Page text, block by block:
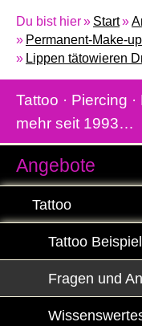
Du bist hier Start
Permanent-Make-
Lippen tätowieren
Tattoo · Piercing
mehr seit 1993…
Angebote
Tattoo
Tattoo
Fragen und